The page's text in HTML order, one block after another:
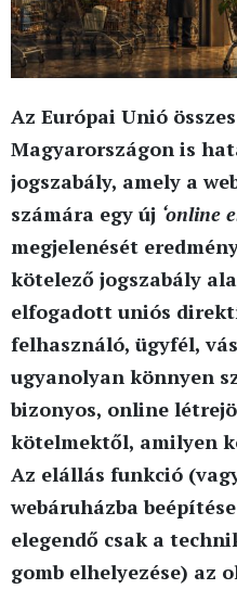
Az Európai Unió
Magyarországon is
jogszabály, amely a
számára egy új ‘online
megjelenését
kötelező jogszabály
elfogadott uniós
felhasználó, ügyfél,
ugyanolyan könnyen
bizonyos, online
kötelmektől, amilyen
Az elállás funkció
webáruházba
elegendő csak a
gomb elhelyezése) az